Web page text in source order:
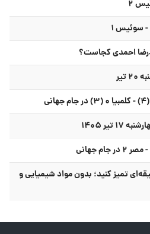
احمدی کجاست؟
۱۴۰۵
را با این ترفند ۵ دقیقه‌ای تمیز کنید؛ بدون مواد شیمیایی و